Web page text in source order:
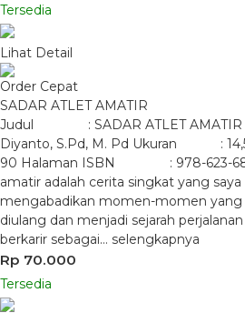
Tersedia
Lihat Detail
Order Cepat
SADAR ATLET AMATIR
Judul : SADAR ATLET
Diyanto, S.Pd, M. Pd Ukuran :
90 Halaman ISBN : 978-623-
amatir adalah cerita singkat yang
mengabadikan momen-momen
diulang dan menjadi sejarah
berkarir sebagai… selengkapnya
Rp 70.000
Tersedia